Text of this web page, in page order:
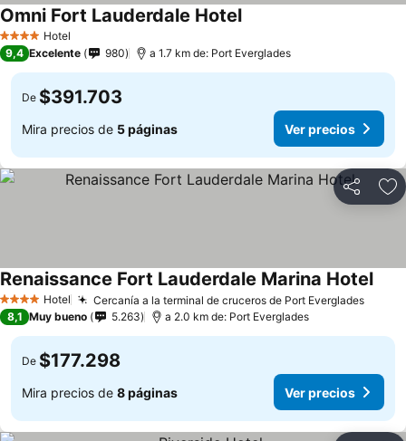
4 EstrellasHotel
Omni Fort Lauderdale Hotel
9,4 Excelente 980 a 1.7 km de: Port Everglades
De $391.703
Mira precios de 5 páginas Ver precios
Compartir
4 EstrellasHotel Cercanía a la terminal de cruceros de Port Everglades
Renaissance Fort Lauderdale Marina Hotel
8,1 Muy bueno 5.263 a 2.0 km de: Port Everglades
De $177.298
Mira precios de 8 páginas Ver precios